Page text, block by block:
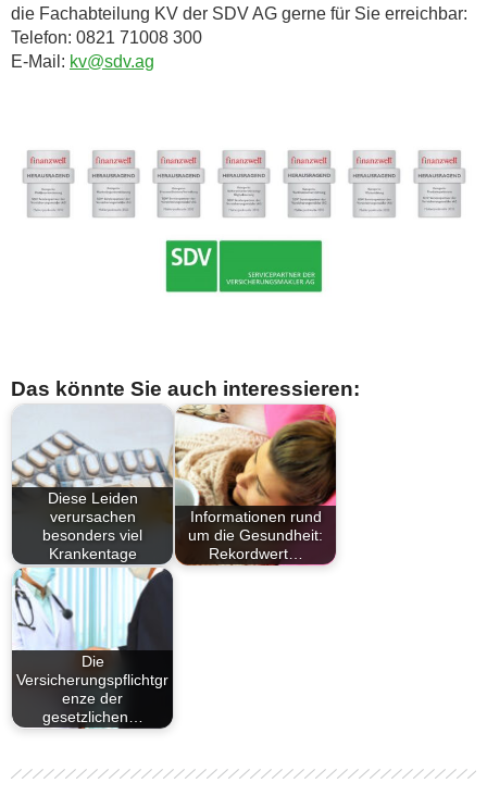
die Fachabteilung KV der SDV AG gerne für Sie erreichbar:
Telefon: 0821 71008 300
E-Mail: kv@sdv.ag
Das könnte Sie auch interessieren:
Diese Leiden
verursachen
besonders viel
Krankentage
Informationen rund
um die Gesundheit:
Rekordwert…
Die
Versicherungspflichtgr
enze der
gesetzlichen…